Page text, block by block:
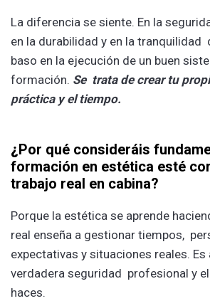
La diferencia se siente. En la
en la durabilidad y en la tranquilidad
baso en la ejecución de un buen
formación. Se trata de crear tu
práctica y el tiempo.
¿Por qué consideráis
formación en estética esté
trabajo real en cabina?
Porque la estética se aprende
real enseña a gestionar tiempos,
expectativas y situaciones reales. Es
verdadera seguridad profesional y
haces.